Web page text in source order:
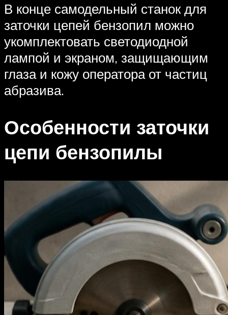
В конце самодельный станок для
заточки цепей бензопил можно
укомплектовать светодиодной
лампой и экраном, защищающим
глаза и кожу оператора от частиц
абразива.
Особенности заточки
цепи бензопилы